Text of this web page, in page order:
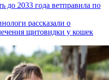
до 2033 года ветправила по
рассказали о
щитовидки у кошек